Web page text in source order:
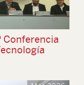
Conferencia